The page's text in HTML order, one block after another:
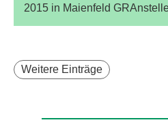
2015 in Maienfeld
Weitere Einträge